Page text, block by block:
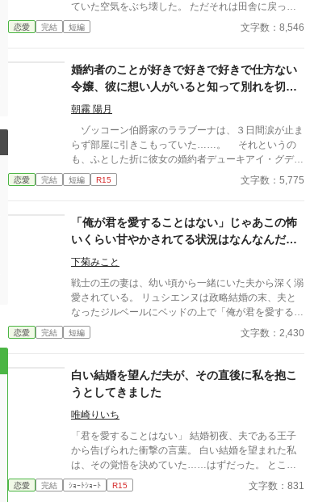
ていた空気をぶち壊した。 ただそれは田舎に戻って
結婚相手を探すというだけのことだった。 それに安
心した伯爵の奥様が伯爵家の一人息子のオックスが成
け、いつものようにオックスのお世話をするサラサ。
するとどうしてかオックスは真面目に勉強を始め、社
会勉強と評してサラサと一緒に何度もお出かけをする
ようになった。 好みの宝石を聞かれたり、ドレスを
着せられたり、さらには何度も自分の好きな料理を食
べさせてもらったりしながらも、あくまでも社会勉強
と言い続けるオックス。 二人の甘酸っぱい日々と夫
婦になるまでの物語。
恋愛 完結 短編 文字数：8,546
婚約者のことが好きで好きで好きで仕方ない
令嬢、彼に想い人がいると知って別れを切り
出しました〜え、彼が本当に好きだったのは
朝霧 陽月
ゾッコーン伯爵家のララブーナは、３日間涙が止ま
らず部屋に引きこもっていた……。 それというの
も、ふとした折に彼女の婚約者デューキアイ・グデー
レ公爵子息に想い人がいると知ってしまったからだ。
※内容はタイトル通りです、基本ヤベェ登場人物しか
で投稿中。
恋愛 完結 短編 R15 文字数：5,775
「俺が君を愛することはない」じゃあこの怖
いくらい甘やかされてる状況はなんなんだ。
そして一件落着すると、今度は家庭内ストー
下菊みこと
戦士の王の妻は、幼い頃から一緒にいた夫から深く溺
愛されている。 リュシエンヌは政略結婚の末、夫と
なったジルベールにベッドの上で「俺が君を愛するこ
とはない」と宣言される。しかし、ベタベタに甘やか
されているこの状況では彼の気持ちなど分かりきって
恋愛 完結 短編 文字数：2,430
白い結婚を望んだ夫が、その直後に私を抱こ
うとしてきました
唯崎りいち
「君を愛することはない」 結婚初夜、夫である王子
から告げられた衝撃の言葉。 白い結婚を望まれた私
は、その覚悟を決めていた……はずだった。 ところ
が次の瞬間、王子は私を抱こうとしてくる。 「待っ
てください！ あなた、私を愛さないと言いましたよ
恋愛 完結 ｼｮｰﾄｼｮｰﾄ R15 文字数：831